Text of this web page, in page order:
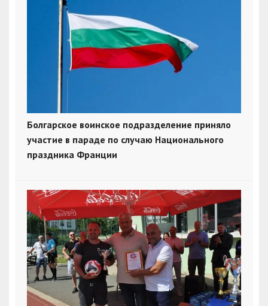
Болгарское воинское подразделение приняло
участие в параде по случаю Национального
праздника Франции